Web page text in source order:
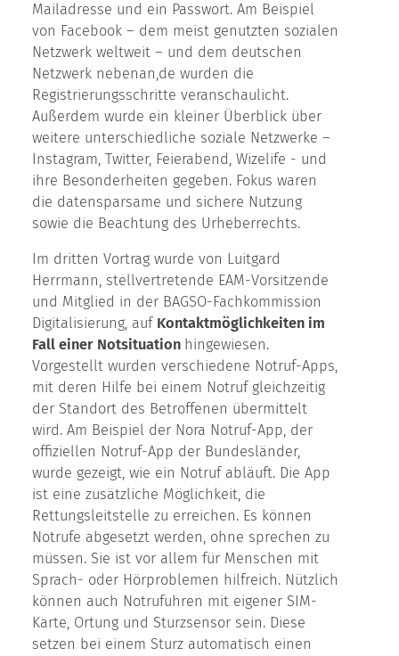
Mailadresse und ein Passwort. Am Beispiel
von Facebook – dem meist genutzten sozialen
Netzwerk weltweit – und dem deutschen
Netzwerk nebenan,de wurden die
Registrierungsschritte veranschaulicht.
Außerdem wurde ein kleiner Überblick über
weitere unterschiedliche soziale Netzwerke –
Instagram, Twitter, Feierabend, Wizelife - und
ihre Besonderheiten gegeben. Fokus waren
die datensparsame und sichere Nutzung
sowie die Beachtung des Urheberrechts.
Im dritten Vortrag wurde von Luitgard
Herrmann, stellvertretende EAM-Vorsitzende
und Mitglied in der BAGSO-Fachkommission
Digitalisierung, auf Kontaktmöglichkeiten im
Fall einer Notsituation hingewiesen.
Vorgestellt wurden verschiedene Notruf-Apps,
mit deren Hilfe bei einem Notruf gleichzeitig
der Standort des Betroffenen übermittelt
wird. Am Beispiel der Nora Notruf-App, der
offiziellen Notruf-App der Bundesländer,
wurde gezeigt, wie ein Notruf abläuft. Die App
ist eine zusätzliche Möglichkeit, die
Rettungsleitstelle zu erreichen. Es können
Notrufe abgesetzt werden, ohne sprechen zu
müssen. Sie ist vor allem für Menschen mit
Sprach- oder Hörproblemen hilfreich. Nützlich
können auch Notrufuhren mit eigener SIM-
Karte, Ortung und Sturzsensor sein. Diese
setzen bei einem Sturz automatisch einen